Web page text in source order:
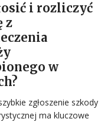
i rozliczyć
z
w
zgłoszenie szkody
ma kluczowe